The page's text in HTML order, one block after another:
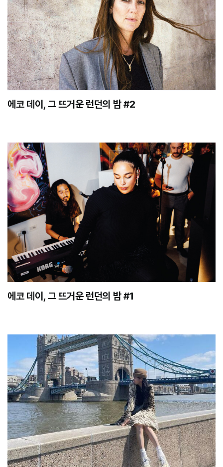
에코 데이, 그 뜨거운 런던의 밤 #2
에코 데이, 그 뜨거운 런던의 밤 #1